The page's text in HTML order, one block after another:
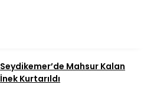
Seydikemer’de Mahsur Kalan
İnek Kurtarıldı